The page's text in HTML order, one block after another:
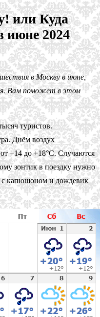
или Куда
июне 2024
в Москву в июне,
Вам поможет в этом
туристов.
Днём воздух
+14 до +18°C. Случаются
зонтик в поездку нужно
с капюшоном и дождевик